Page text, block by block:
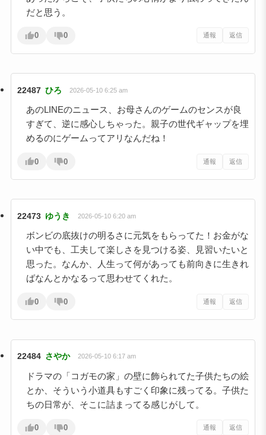
だと思う。
0 0 通報 返信
22487 ひろ 2026-05-10 6:25 am
あのLINEのニュース、お母さんのゲームのセンスが良
すぎて、逆に感心しちゃった。親子の世代ギャップを埋
めるのにゲームってアリなんだね！
0 0 通報 返信
22473 ゆうき 2026-05-10 6:20 am
ボンビの底抜けの明るさに元気をもらってた！お金がな
い中でも、工夫して楽しさを見つける姿、見習いたいと
思った。なんか、人生って何があっても前向きに生きれ
ばなんとかなるって思わせてくれた。
0 0 通報 返信
22484 さやか 2026-05-10 6:17 am
ドラマの「コガモの家」の壁に飾られてた子供たちの絵
とか、そういう小道具もすごく印象に残ってる。子供た
ちの日常が、そこに詰まってる感じがして。
0 0 通報 返信